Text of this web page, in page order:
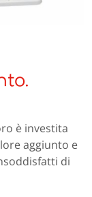
è investita
aggiunto e
di